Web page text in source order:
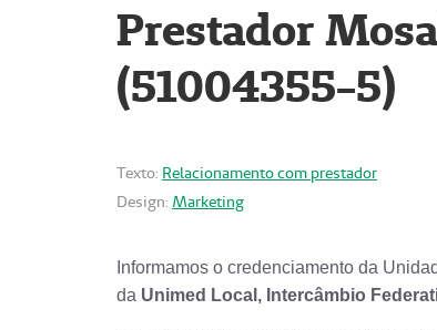
Prestador
(51004355-5)
Texto: Relacionamento com prestador
Design: Marketing
Informamos o credenciamento da
da Unimed Local, Intercâmbio